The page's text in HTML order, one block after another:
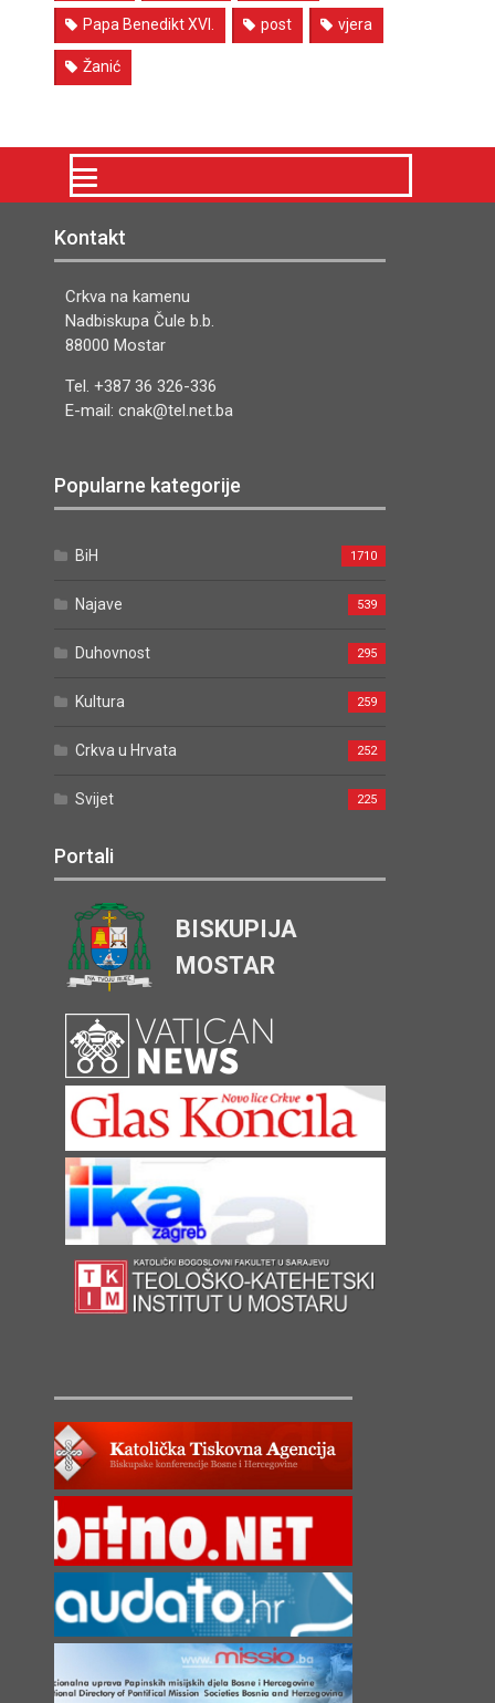
Papa Benedikt XVI. post vjera
Žanić
Kontakt
Crkva na kamenu
Nadbiskupa Čule b.b.
88000 Mostar
Tel. +387 36 326-336
E-mail: cnak@tel.net.ba
Popularne kategorije
BiH 1710
Najave 539
Duhovnost 295
Kultura 259
Crkva u Hrvata 252
Svijet 225
Portali
BISKUPIJA
MOSTAR